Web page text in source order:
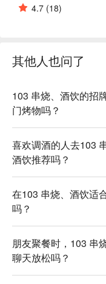
味，好吃到停不下来。
Mackerel Ichiyaboshi (
在口中爆发。
焦香四溢。
Matsusaka Pork (松阪
🥤 招牌饮品
Draft Beer (生啤酒) |
Long Island Iced Tea (
要 $300，调得刚刚好。
Blue Hawaii (蓝色夏威
岛，颜值口味都在线。
💡 FunNow 懂吃笔记
心提醒：若包含酒精饮
4.7 (18)
其他人也问了
103 串烧、酒饮的招
门烤物吗？
喜欢调酒的人去103
酒饮推荐吗？
在103 串烧、酒饮适
吗？
朋友聚餐时，103 串
聊天放松吗？